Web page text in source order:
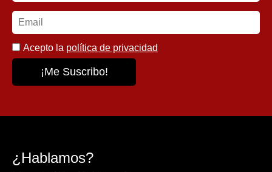
Acepto la política de privacidad
¿Hablamos?